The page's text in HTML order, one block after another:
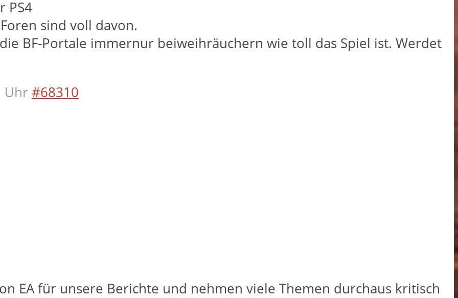
PS4
sind voll davon.
BF-Portale immernur beiweihräuchern wie toll das Spiel ist. Werdet
Uhr #68310
EA für unsere Berichte und nehmen viele Themen durchaus kritisch